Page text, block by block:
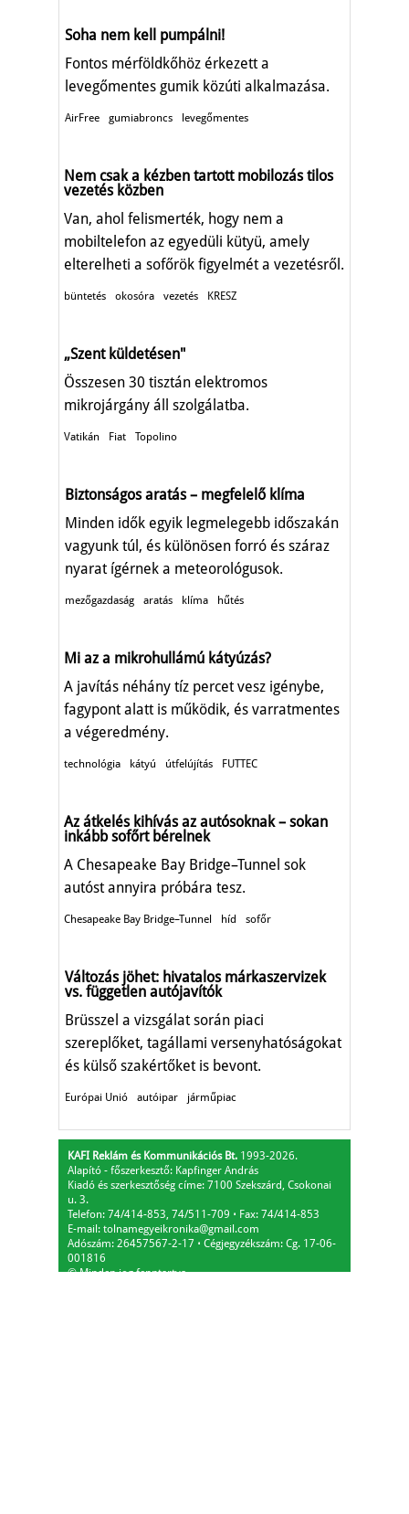
Soha nem kell pumpálni!
Fontos mérföldkőhöz érkezett a
levegőmentes gumik közúti alkalmazása.
AirFree gumiabroncs levegőmentes
Nem csak a kézben tartott mobilozás tilos
vezetés közben
Van, ahol felismerték, hogy nem a
mobiltelefon az egyedüli kütyü, amely
elterelheti a sofőrök figyelmét a vezetésről.
büntetés okosóra vezetés KRESZ
„Szent küldetésen"
Összesen 30 tisztán elektromos
mikrojárgány áll szolgálatba.
Vatikán Fiat Topolino
Biztonságos aratás – megfelelő klíma
Minden idők egyik legmelegebb időszakán
vagyunk túl, és különösen forró és száraz
nyarat ígérnek a meteorológusok.
mezőgazdaság aratás klíma hűtés
Mi az a mikrohullámú kátyúzás?
A javítás néhány tíz percet vesz igénybe,
fagypont alatt is működik, és varratmentes
a végeredmény.
technológia kátyú útfelújítás FUTTEC
Az átkelés kihívás az autósoknak – sokan
inkább sofőrt bérelnek
A Chesapeake Bay Bridge–Tunnel sok
autóst annyira próbára tesz.
Chesapeake Bay Bridge–Tunnel híd sofőr
Változás jöhet: hivatalos márkaszervizek
vs. független autójavítók
Brüsszel a vizsgálat során piaci
szereplőket, tagállami versenyhatóságokat
és külső szakértőket is bevont.
Európai Unió autóipar járműpiac
KAFI Reklám és Kommunikációs Bt. 1993-2026.
Alapító - főszerkesztő: Kapfinger András
Kiadó és szerkesztőség címe: 7100 Szekszárd, Csokonai
u. 3.
Telefon: 74/414-853, 74/511-709 ⋅ Fax: 74/414-853
E-mail: tolnamegyeikronika@gmail.com
Adószám: 26457567-2-17 ⋅ Cégjegyzékszám: Cg. 17-06-
001816
© Minden jog fenntartva.